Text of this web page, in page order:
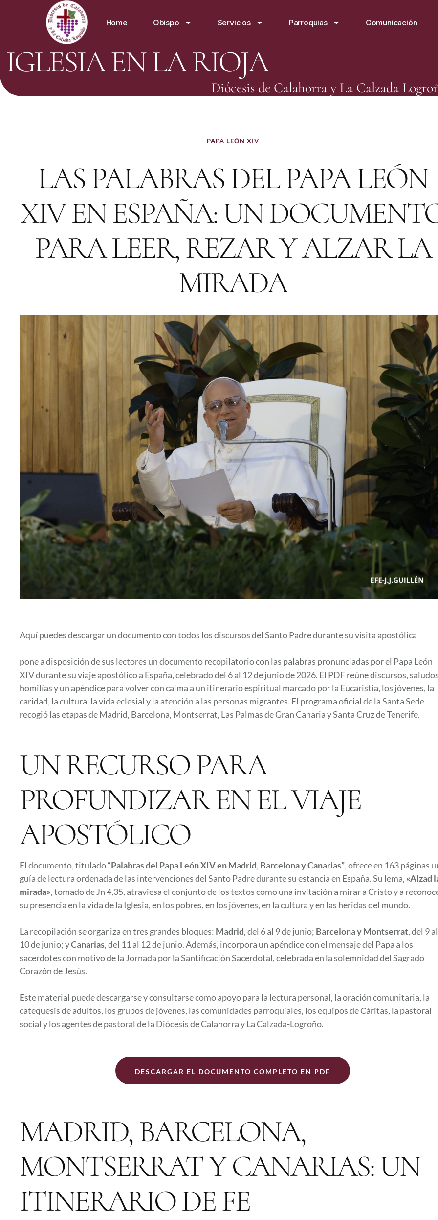
Home Obispo Servicios Parroquias Comunicación
IGLESIA EN LA RIOJA
Diócesis de Calahorra y La Calzada
PAPA LEÓN XIV
LAS PALABRAS DEL PAPA LEÓN
XIV EN ESPAÑA: UN
PARA LEER, REZAR Y ALZAR LA
MIRADA
Aquí puedes descargar un documento con todos los discursos del Santo Padre durante su visita apostólica
pone a disposición de sus lectores un documento recopilatorio con las palabras pronunciadas por el Papa León
XIV durante su viaje apostólico a España, celebrado del 6 al 12 de junio de 2026. El PDF reúne discursos,
homilías y un apéndice para volver con calma a un itinerario espiritual marcado por la Eucaristía, los jóvenes, la
caridad, la cultura, la vida eclesial y la atención a las personas migrantes. El programa oficial de la Santa Sede
recogió las etapas de Madrid, Barcelona, Montserrat, Las Palmas de Gran Canaria y Santa Cruz de Tenerife.
UN RECURSO PARA
PROFUNDIZAR EN EL VIAJE
APOSTÓLICO
El documento, titulado“Palabras del Papa León XIV en Madrid, Barcelona y Canarias”, ofrece en 163 páginas
guía de lectura ordenada de las intervenciones del Santo Padre durante su estancia en España. Su lema, «Alzad
mirada», tomado de Jn 4,35, atraviesa el conjunto de los textos como una invitación a mirar a Cristo y a
su presencia en la vida de la Iglesia, en los pobres, en los jóvenes, en la cultura y en las heridas del mundo.
La recopilación se organiza en tres grandes bloques: Madrid, del 6 al 9 de junio; Barcelona y Montserrat, del 9 al
10 de junio; yCanarias, del 11 al 12 de junio. Además, incorpora un apéndice con el mensaje del Papa a los
sacerdotes con motivo de la Jornada por la Santificación Sacerdotal, celebrada en la solemnidad del Sagrado
Corazón de Jesús.
Este material puede descargarse y consultarse como apoyo para la lectura personal, la oración comunitaria, la
catequesis de adultos, los grupos de jóvenes, las comunidades parroquiales, los equipos de Cáritas, la pastoral
social y los agentes de pastoral de la Diócesis de Calahorra y La Calzada-Logroño.
DESCARGAR EL DOCUMENTO COMPLETO EN PDF
MADRID, BARCELONA,
MONTSERRAT Y CANARIAS: UN
ITINERARIO DE FE